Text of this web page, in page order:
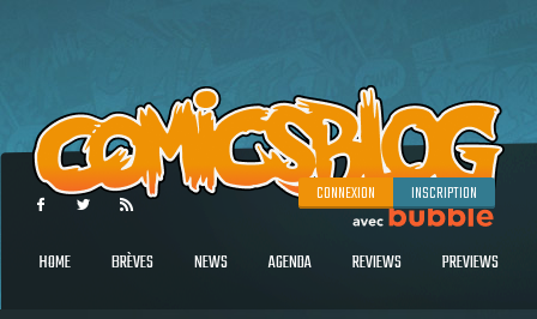
CONNEXION INSCRIPTION
HOME BRÈVES NEWS AGENDA REVIEWS PREVIEWS